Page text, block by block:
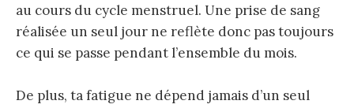
au cours du cycle menstruel. Une prise de sang
réalisée un seul jour ne reflète donc pas toujours
ce qui se passe pendant l’ensemble du mois.
De plus, ta fatigue ne dépend jamais d’un seul